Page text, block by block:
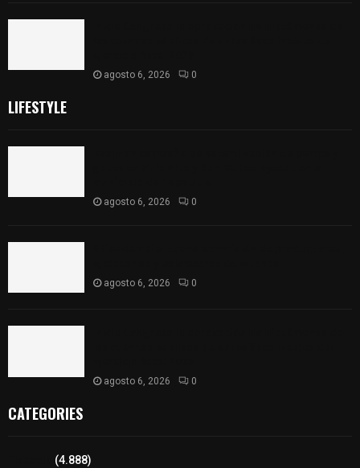
agosto 6, 2026 0
LIFESTYLE
agosto 6, 2026 0
agosto 6, 2026 0
agosto 6, 2026 0
CATEGORIES
(4.888)